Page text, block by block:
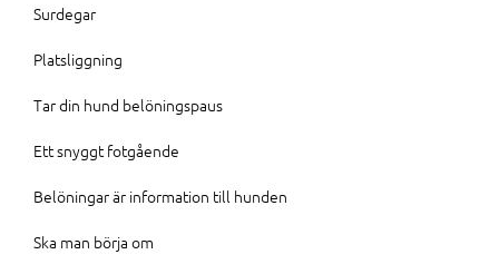
Surdegar
Platsliggning
Tar din hund belöningspaus
Ett snyggt fotgående
Belöningar är information till hunden
Ska man börja om